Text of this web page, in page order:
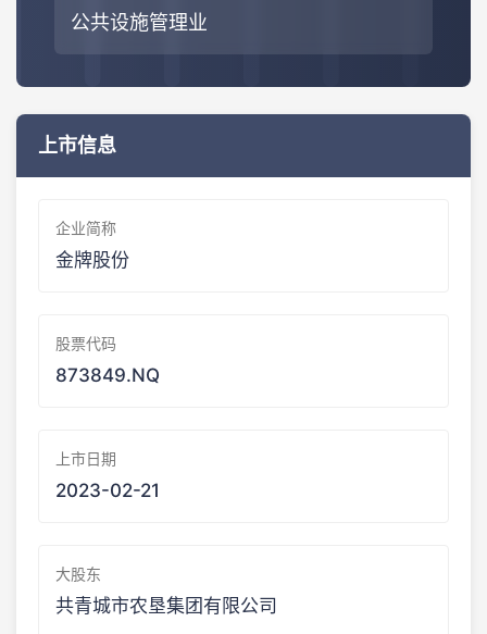
公共设施管理业
上市信息
企业简称
金牌股份
股票代码
873849.NQ
上市日期
2023-02-21
大股东
共青城市农垦集团有限公司